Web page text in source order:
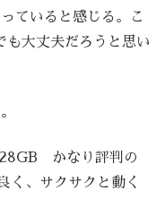
ていると感じる。こ
も大丈夫だろうと思い
かなり評判の
く、サクサクと動く